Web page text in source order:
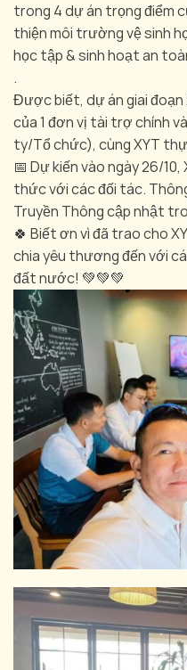
trong 4 dự án trọng điểm
thiện môi trường vệ sinh
học tập & sinh hoạt an
.
Được biết, dự án giai đoạn
của 1 đơn vị tài trợ chính
ty/Tổ chức), cùng XYT
📅 Dự kiến vào ngày 26/
thức với các đối tác.
Truyền Thông cập nhật
🍀 Biết ơn vì đã trao cho
chia yêu thương đến với
đất nước! 💚💚💚